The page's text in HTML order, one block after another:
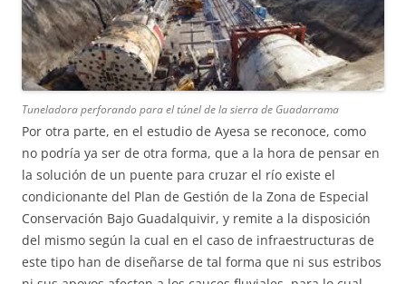
Tuneladora perforando para el túnel de la sierra de Guadarrama
Por otra parte, en el estudio de Ayesa se reconoce, como
no podría ya ser de otra forma, que a la hora de pensar en
la solución de un puente para cruzar el río existe el
condicionante del Plan de Gestión de la Zona de Especial
Conservación Bajo Guadalquivir, y remite a la disposición
del mismo según la cual en el caso de infraestructuras de
este tipo han de diseñarse de tal forma que ni sus estribos